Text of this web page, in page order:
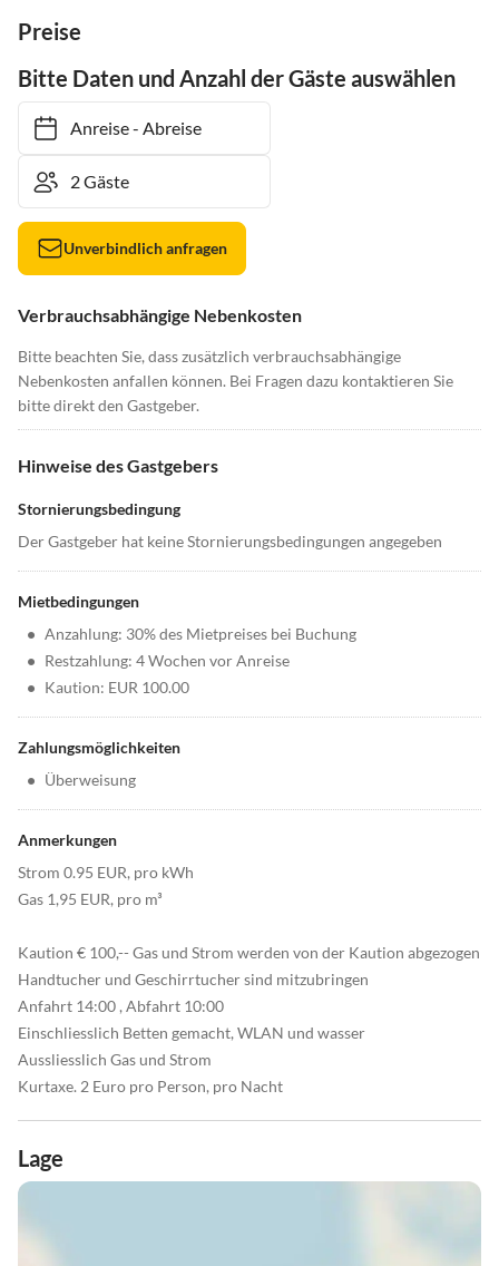
Preise
Bitte Daten und Anzahl der Gäste auswählen
Anreise- Abreise
Unverbindlich anfragen
Verbrauchsabhängige Nebenkosten
Bitte beachten Sie, dass zusätzlich verbrauchsabhängige
Nebenkosten anfallen können. Bei Fragen dazu kontaktieren Sie
bitte direkt den Gastgeber.
Hinweise des Gastgebers
Stornierungsbedingung
Der Gastgeber hat keine Stornierungsbedingungen angegeben
Mietbedingungen
• Anzahlung: 30% des Mietpreises bei Buchung
• Restzahlung: 4 Wochen vor Anreise
• Kaution: EUR 100.00
Zahlungsmöglichkeiten
• Überweisung
Anmerkungen
Strom 0.95 EUR, pro kWh
Gas 1,95 EUR, pro m³
Kaution € 100,-- Gas und Strom werden von der Kaution abgezogen
Handtucher und Geschirrtucher sind mitzubringen
Anfahrt 14:00 , Abfahrt 10:00
Einschliesslich Betten gemacht, WLAN und wasser
Aussliesslich Gas und Strom
Kurtaxe. 2 Euro pro Person, pro Nacht
Lage